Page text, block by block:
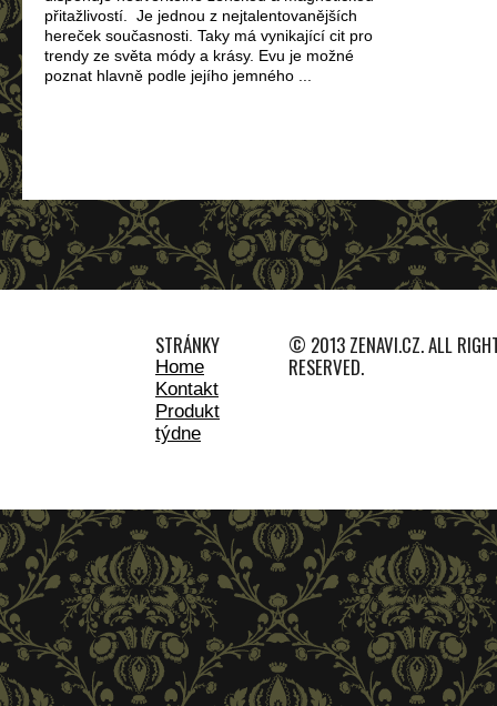
přitažlivostí. Je jednou z nejtalentovanějších
hereček současnosti. Taky má vynikající cit pro
trendy ze světa módy a krásy. Evu je možné
poznat hlavně podle jejího jemného ...
STRÁNKY
Home
Kontakt
Produkt
týdne
© 2013 ZENAVI.CZ. ALL
RESERVED.